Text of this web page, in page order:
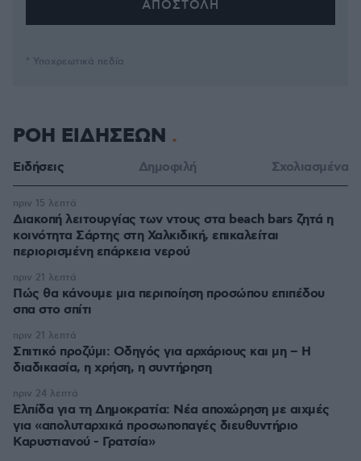
* Υποχρεωτικά πεδία
ΡΟΗ ΕΙΔΗΣΕΩΝ
Ειδήσεις Δημοφιλή Σχολιασμένα
Διακοπή λειτουργίας των ντους στα beach bars ζητά η
κοινότητα Σάρτης στη Χαλκιδική, επικαλείται
περιορισμένη επάρκεια νερού
πριν 15 λεπτά
Πώς θα κάνουμε μια περιποίηση προσώπου επιπέδου
σπα στο σπίτι
πριν 21 λεπτά
Σπιτικό προζύμι: Οδηγός για αρχάριους και μη – Η
διαδικασία, η χρήση, η συντήρηση
πριν 21 λεπτά
Ελπίδα για τη Δημοκρατία: Νέα αποχώρηση με αιχμές
για «απολυταρχικά προσωποπαγές διευθυντήριο
Καρυστιανού - Γρατσία»
πριν 24 λεπτά